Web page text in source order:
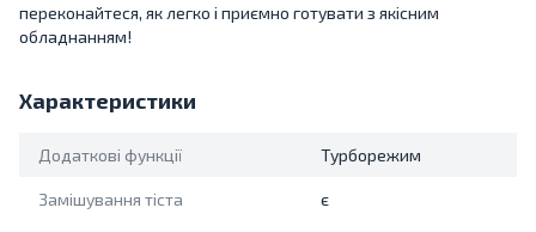
переконайтеся, як легко і приємно готувати з якісним
обладнанням!
Характеристики
Додаткові функції Турборежим
Замішування тіста є